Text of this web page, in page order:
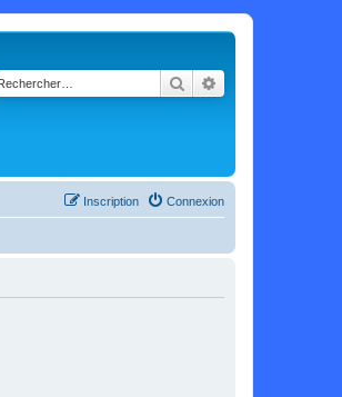
Rechercher
Connexion
Inscription